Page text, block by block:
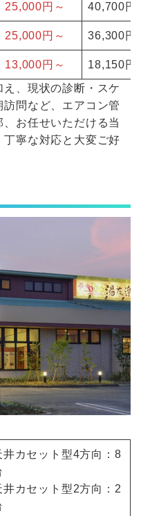
25,000円～ 40,700円
25,000円～ 36,300円
13,000円～
18,150円
、現状の診断・スケ
問など、エアコン管
お任せいただける当
寧な対応と大変ご好
井カセット型4方向：8
井カセット型2方向：2